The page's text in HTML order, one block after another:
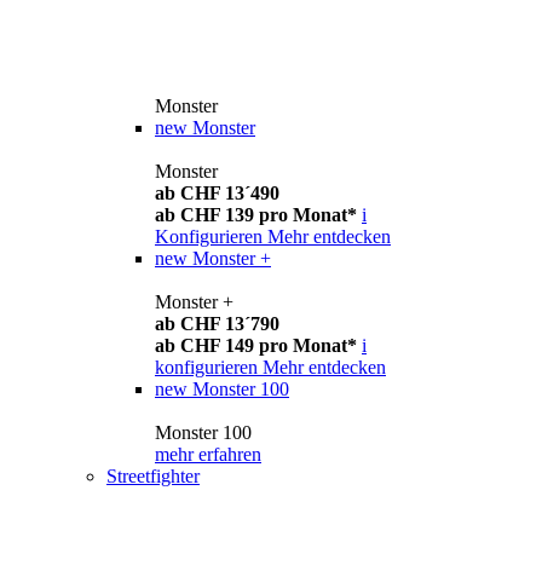
Monster
new Monster
Monster
ab CHF 13´490
ab CHF 139 pro Monat* i
Konfigurieren Mehr entdecken
new Monster +
Monster +
ab CHF 13´790
ab CHF 149 pro Monat* i
konfigurieren Mehr entdecken
new Monster 100
Monster 100
mehr erfahren
Streetfighter